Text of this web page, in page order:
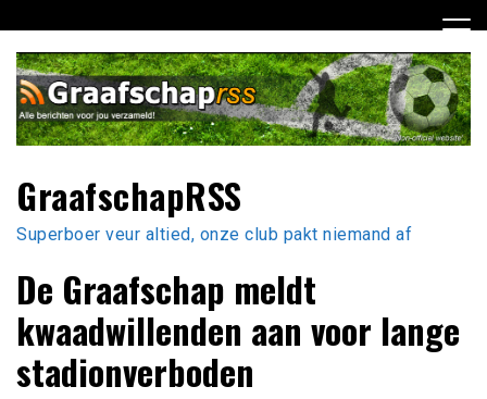
naar
inhoud
GraafschapRSS
Superboer veur altied, onze club pakt niemand af
De Graafschap meldt
kwaadwillenden aan voor lange
stadionverboden